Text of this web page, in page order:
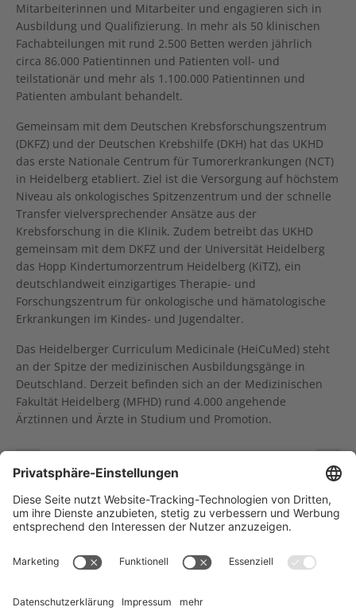
Mitarbeiterinnen und Mitarbeiter und engagieren sich in
Ausbildung und Qualifizierung. In mehr als 50 klinischen
Fachabteilungen mit rund 2.500 Betten werden jährlich
circa 86.000 Patientinnen und Patienten voll- und
teilstationär und mehr als 1.100.000 Patientinnen und
Patienten ambulant behandelt.
Gemeinsam mit dem Deutschen Krebsforschungszentrum
(DKFZ) und der Deutschen Krebshilfe (DKH) hat das UKHD
das erste Nationale Centrum für Tumorerkrankungen (NCT)
in Heidelberg etabliert. Ziel ist die Versorgung auf höchstem
Niveau als onkologisches Spitzenzentrum und der schnelle
Transfer vielversprechender Ansätze aus der
Krebsforschung in die Klinik. Zudem betreibt das UKHD
gemeinsam mit dem DKFZ und der Universität Heidelberg
das Hopp Kindertumorzentrum Heidelberg (KiTZ), ein
deutschlandweit einzigartiges Therapie- und
Forschungszentrum für onkologische und hämatologische
Erkrankungen im Kindes- und Jugendalter.
Das Heidelberger Curriculum Medicinale (HeiCuMed) steht
an der Spitze der medizinischen Ausbildungsgänge in
Deutschland. Derzeit befinden sich an der Medizinischen
Fakultät Heidelberg (MFHD) rund 4.000 angehende
Ärztinnen und Ärzte in Studium und Promotion.